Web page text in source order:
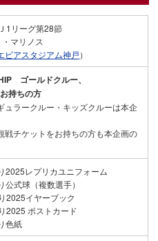
1リーグ第28節
マリノス
ビアスタジアム神戸）
ゴールドクルー、
持ちの方
ュラークルー・キッズクルーは本企
戦チケットをお持ちの方も本企画の
レプリカユニフォーム
式球（複数選手）
イヤーブック
2025 ポストカード
色紙